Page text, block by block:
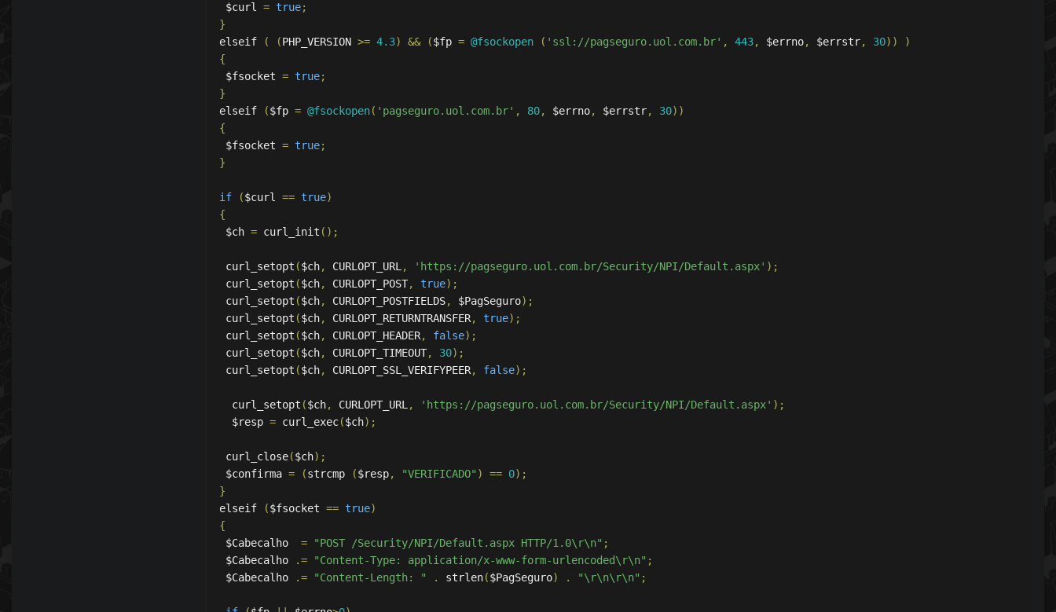
$curl = true;
}
elseif
( (PHP_VERSION >= 4.3) && ($fp = @fsockopen ( 'ssl://pagseguro.uol.com.br' , 443, $errno, $errstr, 30))
)
{
$fsocket = true;
}
elseif
($fp = @fsockopen( 'pagseguro.uol.com.br' , 80, $errno, $errstr, 30))
{
$fsocket = true;
}
if ($curl == true)
{
$ch = curl_init ();
curl_setopt ($ch, CURLOPT_URL , 'https://pagseguro.uol.com.br/Security/NPI/Default.aspx' );
curl_setopt ($ch, CURLOPT_POST, true);
curl_setopt ($ch, CURLOPT_POSTFIELDS, $PagSeguro);
curl_setopt ($ch, CURLOPT_RETURNTRANSFER, true);
curl_setopt ($ch, CURLOPT_HEADER, false);
curl_setopt ($ch, CURLOPT_TIMEOUT, 30);
curl_setopt ($ch, CURLOPT_SSL_VERIFYPEER, false);
  curl_setopt
($ch, CURLOPT_URL , 'https://pagseguro.uol.com.br/Security/NPI/Default.aspx' );
  $resp
= curl_exec($ch);
curl_close($ch);
$confirma = (strcmp ($resp, "VERIFICADO" ) == 0);
}
elseif
($fsocket == true)
{
$Cabecalho = "POST /Security/NPI/Default.aspx HTTP/1.0\r\n" ;
$Cabecalho
.= "Content-Type: application/x-www-form-urlencoded\r\n" ;
$Cabecalho
.= "Content-Length: " . strlen($PagSeguro) . "\r\n\r\n" ;